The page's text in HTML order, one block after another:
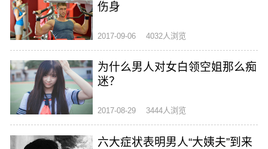
伤身
2017-09-06 4032人浏览
为什么男人对女白领空姐那么痴
迷？
2017-08-29 3444人浏览
六大症状表明男人“大姨夫”到来